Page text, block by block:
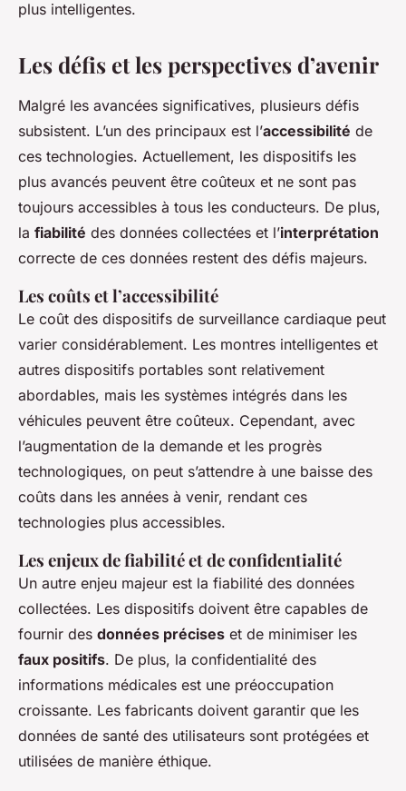
plus intelligentes.
Les défis et les perspectives d’avenir
Malgré les avancées significatives, plusieurs défis
subsistent. L’un des principaux est l’accessibilité de
ces technologies. Actuellement, les dispositifs les
plus avancés peuvent être coûteux et ne sont pas
toujours accessibles à tous les conducteurs. De plus,
la fiabilité des données collectées et l’interprétation
correcte de ces données restent des défis majeurs.
Les coûts et l’accessibilité
Le coût des dispositifs de surveillance cardiaque peut
varier considérablement. Les montres intelligentes et
autres dispositifs portables sont relativement
abordables, mais les systèmes intégrés dans les
véhicules peuvent être coûteux. Cependant, avec
l’augmentation de la demande et les progrès
technologiques, on peut s’attendre à une baisse des
coûts dans les années à venir, rendant ces
technologies plus accessibles.
Les enjeux de fiabilité et de confidentialité
Un autre enjeu majeur est la fiabilité des données
collectées. Les dispositifs doivent être capables de
fournir des données précises et de minimiser les
faux positifs. De plus, la confidentialité des
informations médicales est une préoccupation
croissante. Les fabricants doivent garantir que les
données de santé des utilisateurs sont protégées et
utilisées de manière éthique.